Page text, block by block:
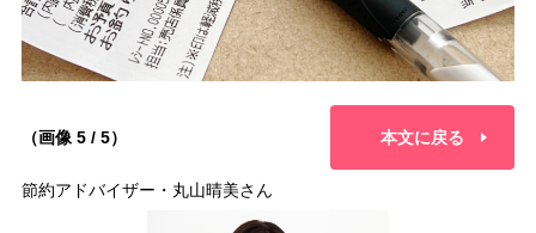
（画像 5 / 5） 本文に戻る
節約アドバイザー・丸山晴美さん